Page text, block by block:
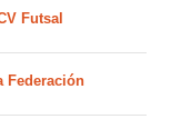
Futsal
Federación